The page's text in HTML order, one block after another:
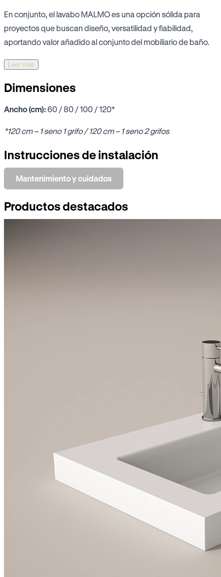
En conjunto, el lavabo MALMO es una opción sólida para
proyectos que buscan diseño, versatilidad y fiabilidad,
aportando valor añadido al conjunto del mobiliario de baño.
Leer más
Dimensiones
Ancho (cm):60 / 80 / 100 / 120*
*120 cm – 1 seno 1 grifo / 120 cm – 1 seno 2 grifos
Instrucciones de instalación
Mantenimiento y cuidados
Productos destacados